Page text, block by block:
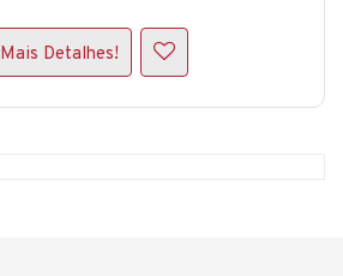
Mais Detalhes!